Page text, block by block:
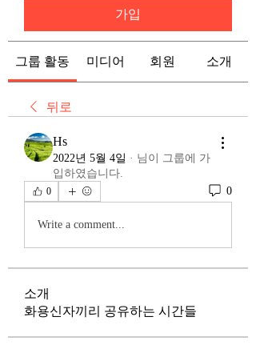
가입
그룹 활동 미디어 회원 소개
뒤로
Hs
2022년 5월 4일 · 님이 그룹에 가
입하였습니다.
0 0
Write a comment...
소개
화용신자끼리 공유하는 시간들